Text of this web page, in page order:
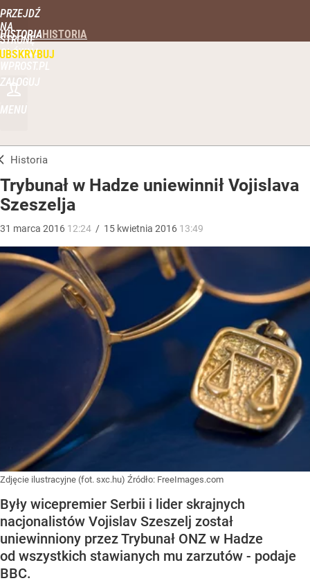
PRZEJDŹ
NA
STRONĘ
GŁÓWNĄ
WPROST.PL
HISTORIA
ZALOGUJ
MENU
Historia
Trybunał w Hadze uniewinnił Vojislava
Szeszelja
31 marca 2016 12:24 / 15 kwietnia 2016 13:49
Zdjęcie ilustracyjne (fot. sxc.hu) Źródło: FreeImages.com
Były wicepremier Serbii i lider skrajnych
nacjonalistów Vojislav Szeszelj został
uniewinniony przez Trybunał ONZ w Hadze
od wszystkich stawianych mu zarzutów - podaje
BBC.